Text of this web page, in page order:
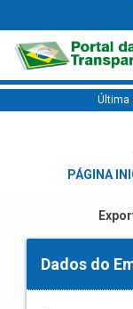
Última
PÁGINA
Dados do